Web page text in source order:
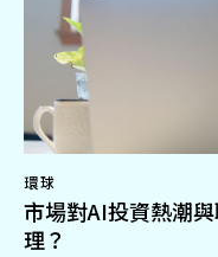
環球
市場對AI投資熱潮
理？